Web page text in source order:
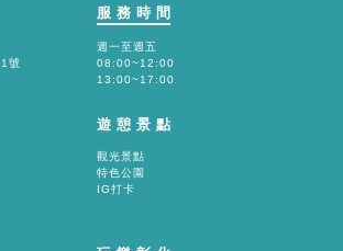
號
服務時間
週一至週五
08:00~12:00
13:00~17:00
遊憩景點
觀光景點
特色公園
IG打卡